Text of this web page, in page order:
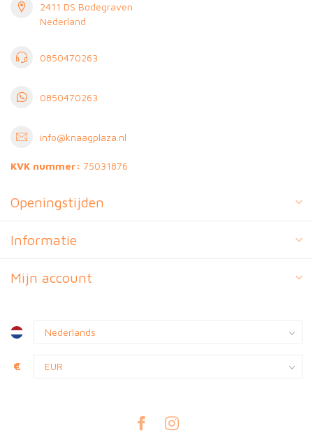
2411 DS Bodegraven
Nederland
0850470263
0850470263
info@knaagplaza.nl
KVK nummer: 75031876
Openingstijden
Informatie
Mijn account
€